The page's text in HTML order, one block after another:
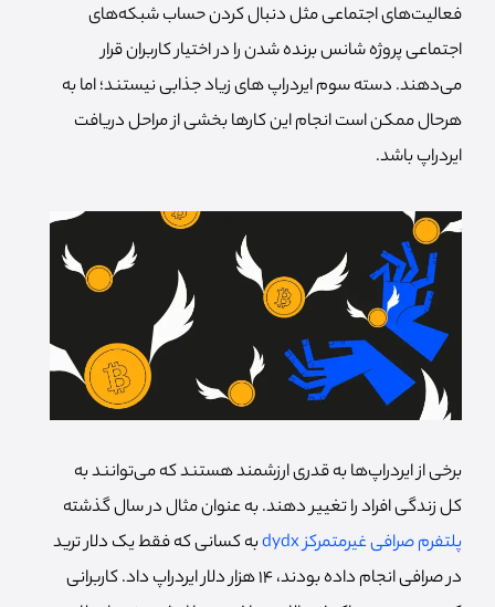
فعالیت‌های اجتماعی مثل دنبال کردن حساب شبکه‌های
اجتماعی پروژه شانس برنده شدن را در اختیار کاربران قرار
می‌دهند. دسته سوم ایردراپ های زیاد جذابی نیستند؛ اما به‌
هرحال ممکن است انجام این کارها بخشی از مراحل دریافت
ایردراپ باشد.
برخی از ایردراپ‌ها به قدری ارزشمند هستند که می‌توانند به
کل زندگی افراد را تغییر دهند. به عنوان مثال در سال گذشته
پلتفرم صرافی غیرمتمرکز dydx
به کسانی که فقط یک دلار ترید
در صرافی انجام داده بودند، 14 هزار دلار ایردراپ داد. کاربرانی